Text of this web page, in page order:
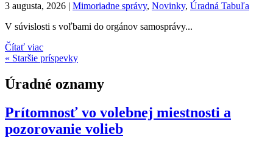
3 augusta, 2026 | Mimoriadne správy, Novinky, Úradná Tabuľa
V súvislosti s voľbami do orgánov samosprávy...
Čítať viac
« Staršie príspevky
Úradné oznamy
Prítomnosť vo volebnej miestnosti a
pozorovanie volieb